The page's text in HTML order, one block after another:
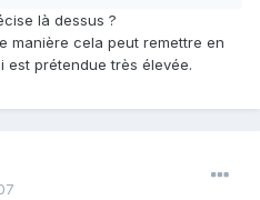
là dessus ?
manière cela peut remettre en
est prétendue très élevée.